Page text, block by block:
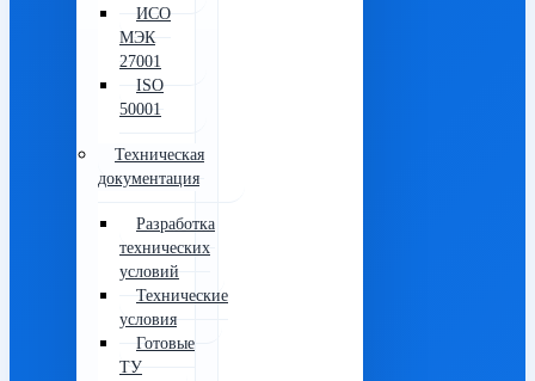
ИСО
МЭК
27001
ISO
50001
Техническая
документация
Разработка
технических
условий
Технические
условия
Готовые
ТУ